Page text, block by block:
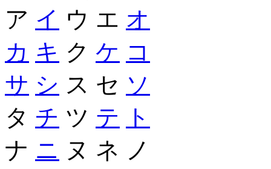
ア イ ウ エ オ
カ キ ク ケ コ
サ シ ス セ ソ
タ チ ツ テ
ト
ナ ニ ヌ ネ ノ